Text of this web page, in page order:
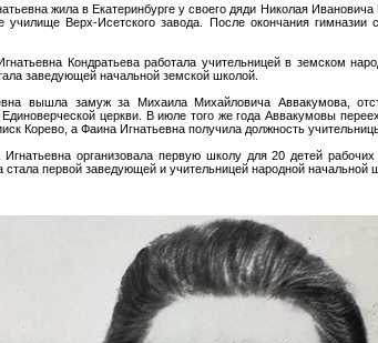
жила в Екатеринбурге у своего дяди Николая
училище Верх-Исетского завода. После окончания гимназии
Кондратьева работала учительницей в земском
заведующей начальной земской школой.
вышла замуж за Михаила Михайловича Аввакумова,
церкви. В июле того же года Аввакумовы
Корево, а Фаина Игнатьевна получила должность
организовала первую школу для 20 детей
стала первой заведующей и учительницей народной начальной